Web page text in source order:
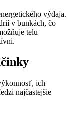
výdaja.
v bunkách, čo
telu
ich
najčastejšie